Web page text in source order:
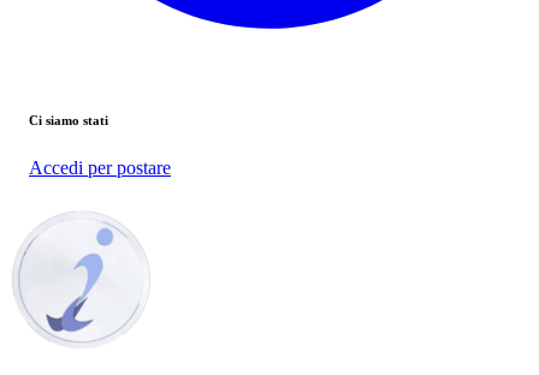
Ci siamo stati
Accedi per postare